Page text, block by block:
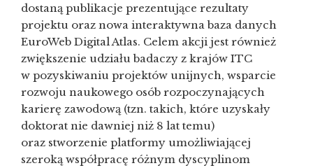
dostaną publikacje prezentujące rezultaty
projektu oraz nowa interaktywna baza danych
EuroWeb Digital Atlas. Celem akcji jest również
zwiększenie udziału badaczy z krajów ITC
w pozyskiwaniu projektów unijnych, wsparcie
rozwoju naukowego osób rozpoczynających
karierę zawodową (tzn. takich, które uzyskały
doktorat nie dawniej niż 8 lat temu)
oraz stworzenie platformy umożliwiającej
szeroką współpracę różnym dyscyplinom